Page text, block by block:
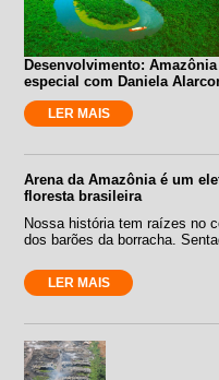
Desenvolvimento:
especial com Daniela
LER MAIS
Arena da Amazônia é um
floresta brasileira
Nossa história tem raízes no
dos barões da borracha.
LER MAIS